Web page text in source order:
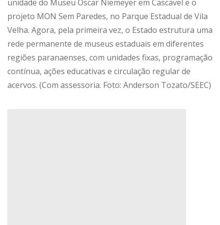
unidade do Museu Oscar Niemeyer em Cascavel e o
projeto MON Sem Paredes, no Parque Estadual de Vila
Velha. Agora, pela primeira vez, o Estado estrutura uma
rede permanente de museus estaduais em diferentes
regiões paranaenses, com unidades fixas, programação
contínua, ações educativas e circulação regular de
acervos. (Com assessoria. Foto: Anderson Tozato/SEEC)